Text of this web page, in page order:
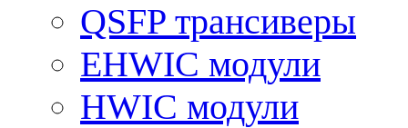
QSFP трансиверы
EHWIC модули
HWIC модули